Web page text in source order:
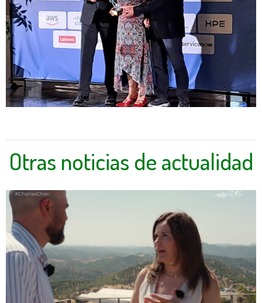
Otras noticias de actualidad